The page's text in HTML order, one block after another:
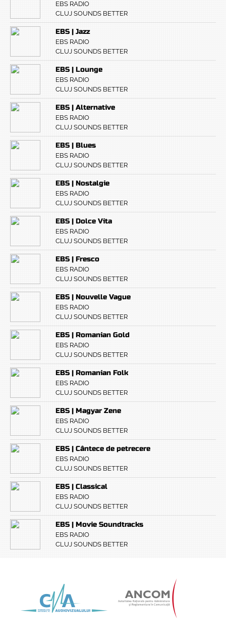
EBS RADIO
CLUJ SOUNDS BETTER
EBS | Jazz
EBS RADIO
CLUJ SOUNDS BETTER
EBS | Lounge
EBS RADIO
CLUJ SOUNDS BETTER
EBS | Alternative
EBS RADIO
CLUJ SOUNDS BETTER
EBS | Blues
EBS RADIO
CLUJ SOUNDS BETTER
EBS | Nostalgie
EBS RADIO
CLUJ SOUNDS BETTER
EBS | Dolce Vita
EBS RADIO
CLUJ SOUNDS BETTER
EBS | Fresco
EBS RADIO
CLUJ SOUNDS BETTER
EBS | Nouvelle Vague
EBS RADIO
CLUJ SOUNDS BETTER
EBS | Romanian Gold
EBS RADIO
CLUJ SOUNDS BETTER
EBS | Romanian Folk
EBS RADIO
CLUJ SOUNDS BETTER
EBS | Magyar Zene
EBS RADIO
CLUJ SOUNDS BETTER
EBS | Cântece de petrecere
EBS RADIO
CLUJ SOUNDS BETTER
EBS | Classical
EBS RADIO
CLUJ SOUNDS BETTER
EBS | Movie Soundtracks
EBS RADIO
CLUJ SOUNDS BETTER